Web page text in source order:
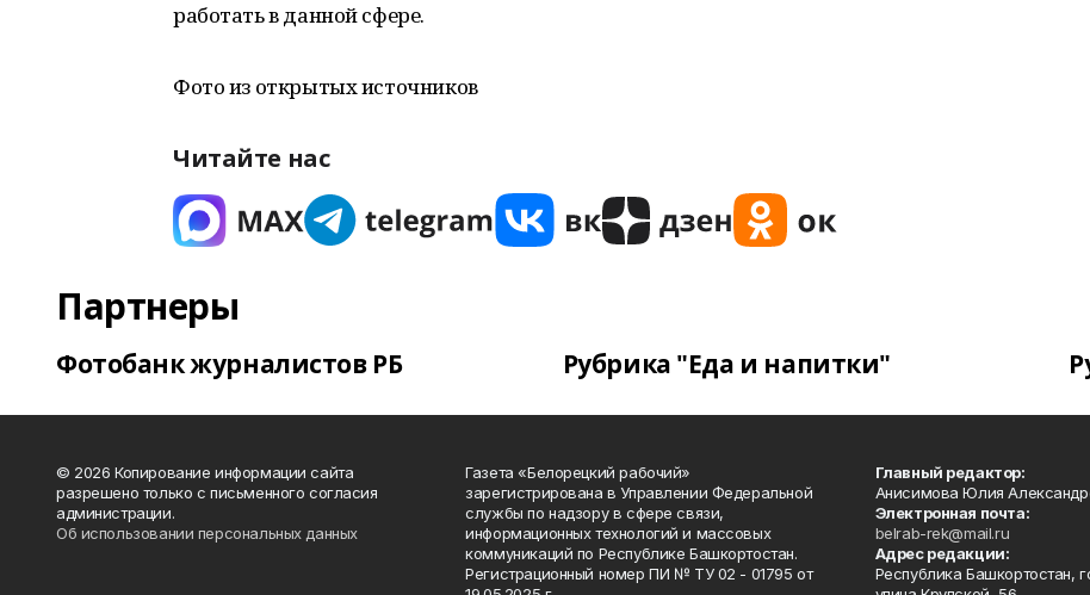
работать в данной сфере.
Фото из открытых источников
Читайте нас
Партнеры
Фотобанк журналистов РБ Рубрика "Еда и напитки"
© 2026 Копирование информации сайта
разрешено только с письменного согласия
администрации.
Об использовании персональных данных
Газета «Белорецкий рабочий»
зарегистрирована в Управлении Федеральной
службы по надзору в сфере связи,
информационных технологий и массовых
коммуникаций по Республике Башкортостан.
Регистрационный номер ПИ № ТУ 02 - 01795 от
Главный редактор:
Анисимова Юлия
Электронная почта:
belrab-rek@mail.ru
Адрес редакции:
Республика Башкортостан,